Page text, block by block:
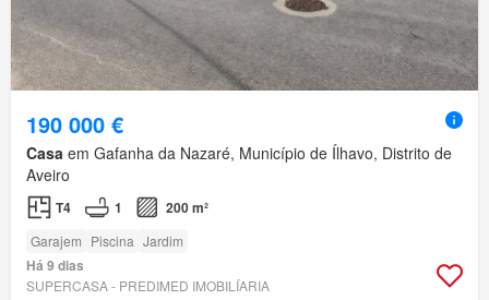
190 000 €
Casa em Gafanha da Nazaré, Município de Ílhavo, Distrito de
Aveiro
T4 1 200 m²
Garajem Piscina Jardim
Há 9 dias
SUPERCASA - PREDIMED IMOBILÍARIA